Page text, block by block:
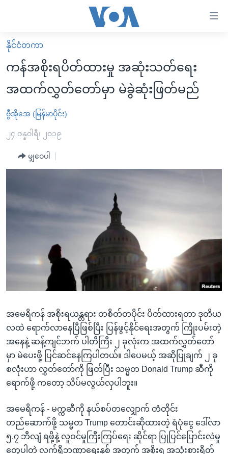
လွယ်ကူ
စေ
များ
ပင်မ
စာမျက်နှာ
သို့
ရန်
ရှာဖွေ
ရန်
နေရာ
သို့
ကျော်
မူလစာမျက်နှာ
မြန်မာ
ကမ္ဘာ့သတင်းများ
နိုင်ငံတကာ
အမေရိကန်
အစ္စရေး-ပါလက်စတိုင်း
ဗွီဒီယို
သတင်းလွတ်လပ်ခွင့်
အင်္ဂလိပ်စာလေ့လာမယ်
ရေဒီယိုနှင့်ရုပ်သံ အချက်အလက်များ
ရေဒီယို/တီဗွီအစီအစဉ်
Learning English
ဗွီအိုအေ လူမှုကွန်ယက်များ
ဘာသာစကားများ
နိုင်ငံတကာ
ကန်အစိုးရပိတ်ထားမှု အဆုံးသတ်ရေး
အထက်လွှတ်တော်မှာ မဲခွဲဆုံးဖြတ်မည်
ဗွီအိုအေ (မြန်မာပိုင်း)
၂၄ ဇန္နဝါရီ၊ ၂၀၁၉
မျှဝေပါ
အမေရိကန် အစိုးရယန္တရား တစိတ်တပိုင်း ပိတ်ထားရတာ ဒုတိယ
လထဲ ရောက်လာနေပြီဖြစ်ပြီး ပြန်ဖွင့်နိုင်ရေးအတွက် ကြိုးပမ်းတဲ့
အနေနဲ့ ဆန့်ကျင်ဘက် ပါတီကြီး ၂ ခုလုံးက အထက်လွှတ်တော်
မှာ မဲပေးဖို့ ပြင်ဆင်နေကြပါတယ်။ ဒါပေမယ့် အဆိုပြုချက် ၂ ခု
စလုံးဟာ လွှတ်တော်ကို ဖြတ်ပြီး သမ္မတ Donald Trump ဆီကို
ရောက်ဖို့ ကတော့ သိပ်မလွယ်လှပါဘူး။
အမေရိကန် - မက္ကဆီကို နယ်စပ်တလျှောက် တံတိုင်း
တည်ဆောက်ဖို့ သမ္မတ Trump တောင်းဆိုထားတဲ့ ရံပုံငွေ ဒေါ်လာ
၅.၇ ဘီလျံ ရဖို့နဲ့ လူဝင်မှုကြီးကြပ်ရေး ဆိုင်ရာ ပြုပြင်ပြောင်းလဲမှု
တွေပါတဲ့ လက်ရှိဘဏ္ဍာရေးနှစ် အတွက် အစိုးရ အသုံးစားရိတ်